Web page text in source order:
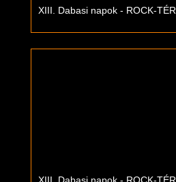
XIII. Dabasi napok - ROCK-TÉR